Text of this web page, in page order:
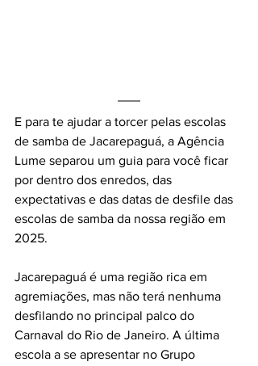
E para te ajudar a torcer pelas escolas
de samba de Jacarepaguá, a Agência
Lume separou um guia para você ficar
por dentro dos enredos, das
expectativas e das datas de desfile das
escolas de samba da nossa região em
2025.
Jacarepaguá é uma região rica em
agremiações, mas não terá nenhuma
desfilando no principal palco do
Carnaval do Rio de Janeiro. A última
escola a se apresentar no Grupo